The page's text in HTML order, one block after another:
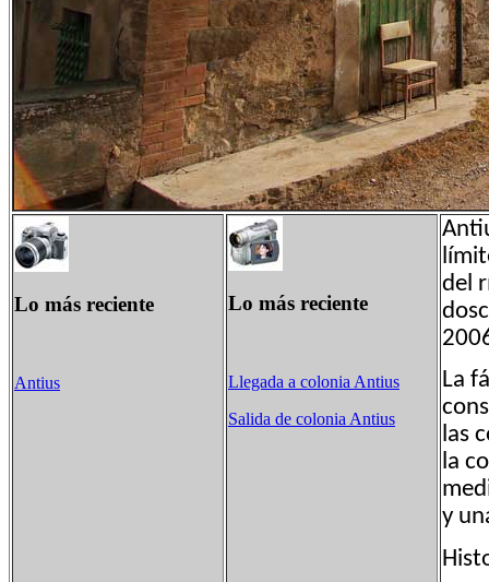
Lo más reciente
Antius
Lo más reciente
Llegada a colonia Antius
Salida de colonia Antius
del
La
las
la
y